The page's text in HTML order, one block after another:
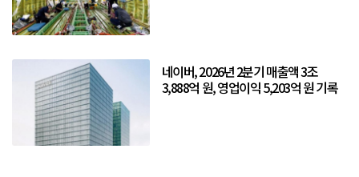
네이버, 2026년 2분기 매출액 3조
3,888억 원, 영업이익 5,203억 원 기록